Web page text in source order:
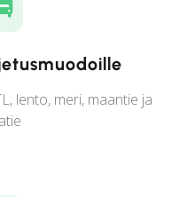
lento, meri, maantie ja